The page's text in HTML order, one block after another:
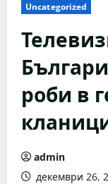
Uncategorized
роби в
admin
декември 26,